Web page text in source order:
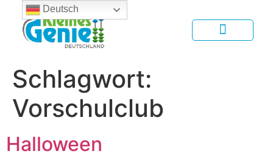
Schlagwort:
Vorschulclub
Halloween
Deutsch